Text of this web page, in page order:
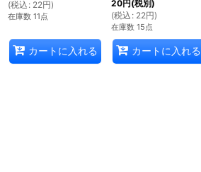
(税込 : 22円)
在庫数 11点
カートに入れる
20円(税別)
(税込 : 22円)
在庫数 15点
カートに入れる